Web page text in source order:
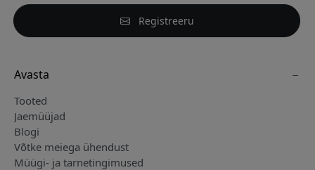
Registreeru
Avasta
Tooted
Jaemüüjad
Blogi
Võtke meiega ühendust
Müügi- ja tarnetingimused